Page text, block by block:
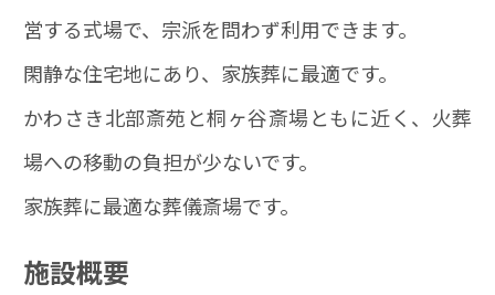
営する式場で、宗派を問わず利用できます。
閑静な住宅地にあり、家族葬に最適です。
かわさき北部斎苑と桐ヶ谷斎場ともに近く、火葬
場への移動の負担が少ないです。
家族葬に最適な葬儀斎場です。
施設概要